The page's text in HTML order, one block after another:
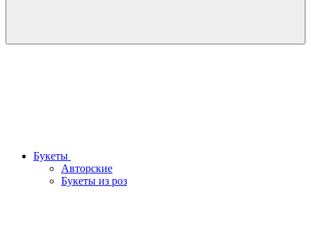
Букеты
Авторские
Букеты из роз